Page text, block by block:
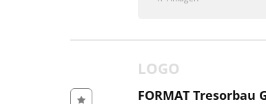
LOGO
FORMAT Tresorbau